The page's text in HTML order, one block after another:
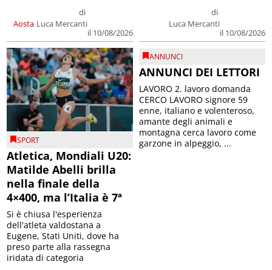
Aosta
di
Luca Mercanti
il 10/08/2026
di
Luca Mercanti
il 10/08/2026
SPORT
Atletica, Mondiali U20:
Matilde Abelli brilla
nella finale della
4×400, ma l’Italia è 7ª
Si è chiusa l'esperienza
dell'atleta valdostana a
Eugene, Stati Uniti, dove ha
preso parte alla rassegna
iridata di categoria
ANNUNCI
ANNUNCI DEI LETTORI
LAVORO 2. lavoro domanda
CERCO LAVORO signore 59
enne, italiano e volenteroso,
amante degli animali e
montagna cerca lavoro come
garzone in alpeggio, ...